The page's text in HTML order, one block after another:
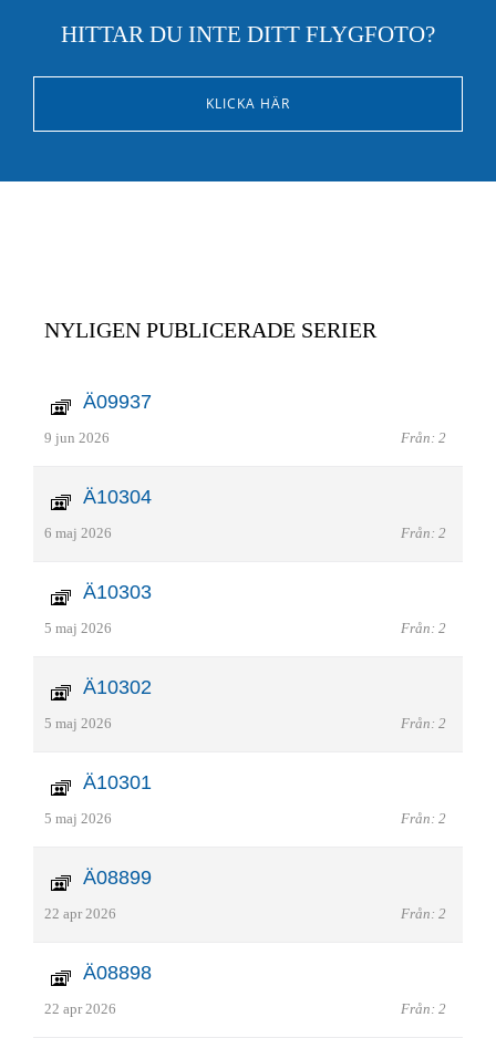
HITTAR DU INTE DITT FLYGFOTO?
KLICKA HÄR
NYLIGEN PUBLICERADE SERIER
Ä09937
9 jun 2026 Från: 2
Ä10304
6 maj 2026 Från: 2
Ä10303
5 maj 2026 Från: 2
Ä10302
5 maj 2026 Från: 2
Ä10301
5 maj 2026 Från: 2
Ä08899
22 apr 2026 Från: 2
Ä08898
22 apr 2026 Från: 2